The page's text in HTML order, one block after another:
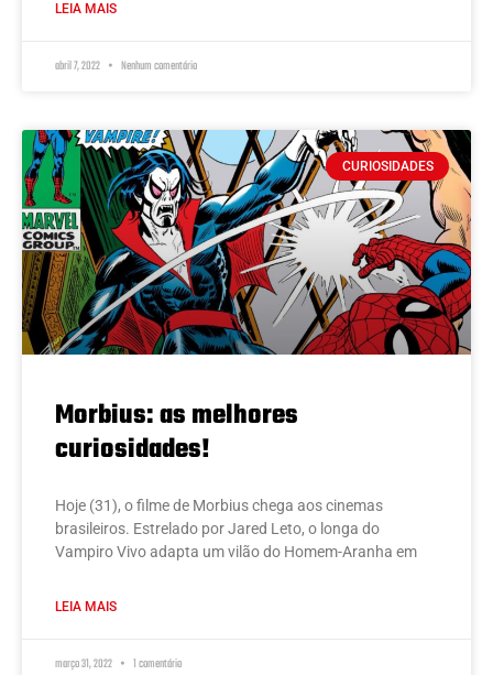
LEIA MAIS
abril 7, 2022 Nenhum comentário
CURIOSIDADES
Morbius: as melhores
curiosidades!
Hoje (31), o filme de Morbius chega aos cinemas
brasileiros. Estrelado por Jared Leto, o longa do
Vampiro Vivo adapta um vilão do Homem-Aranha em
LEIA MAIS
março 31, 2022 1 comentário